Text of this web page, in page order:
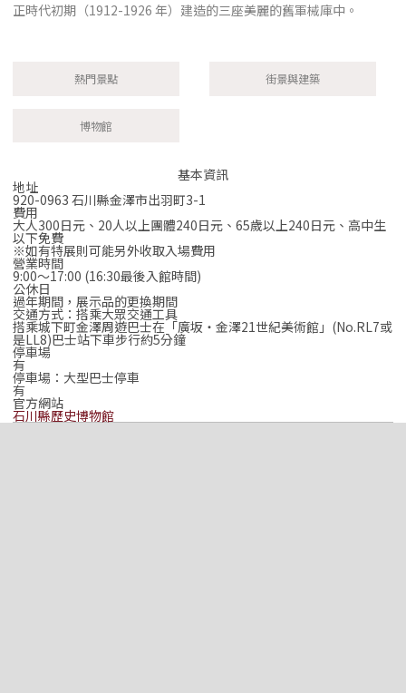
正時代初期（1912-1926 年）建造的三座美麗的舊軍械庫中。
熱門景點 街景與建築
博物館
基本資訊
地址
920-0963 石川縣金澤市出羽町3-1
費用
大人300日元、20人以上團體240日元、65歲以上240日元、高中生
以下免費
※如有特展則可能另外收取入場費用
營業時間
9:00～17:00 (16:30最後入館時間)
公休日
過年期間，展示品的更換期間
交通方式：搭乘大眾交通工具
搭乘城下町金澤周遊巴士在「廣坂‧金澤21世紀美術館」(No.RL7或
是LL8)巴士站下車步行約5分鐘
停車場
有
停車場：大型巴士停車
有
官方網站
石川縣歷史博物館